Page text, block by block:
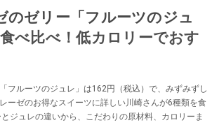
のゼリー「フルーツのジュ
べ比べ！低カロリーでおす
フルーツのジュレ」は162円（税込）で、みずみずし
ーゼのお得なスイーツに詳しい川崎さんが6種類を食
ジュレの違いから、こだわりの原材料、カロリーま